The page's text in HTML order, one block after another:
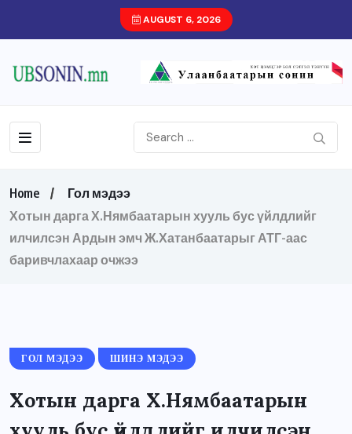
AUGUST 6, 2026
Home
Гол мэдээ
Хотын дарга Х.Нямбаатарын хууль бус үйлдлийг
илчилсэн Ардын эмч Ж.Хатанбаатарыг АТГ-аас
баривчлахаар очжээ
ГОЛ МЭДЭЭ ШИНЭ МЭДЭЭ
Хотын дарга Х.Нямбаатарын